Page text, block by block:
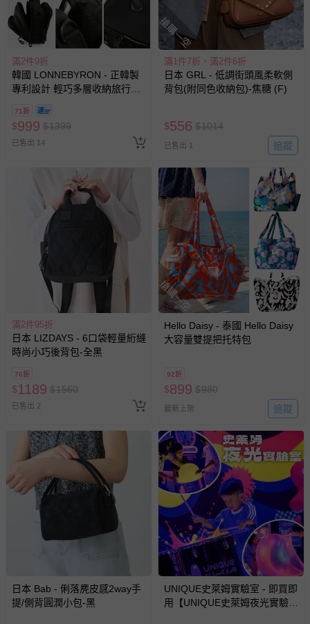
貼心小叮嚀
- 因體積縮小後再包裝、配送，收到時可能會輕微褶皺之情形，
以充氣墊或軟墊填滿後過一陣子，包型即可恢復。
- 尺寸根據測量方法的不同，2cm以內的的誤差是正常範圍。
- 提醒媽咪七天猶豫期並非七天試用期喔~ 媽咪如欲退換貨，所
退回的商品必須是全新的狀態、並且完整包裝。
- 每件商品在拍攝時力求忠實呈現，但因為每台電腦、手機或平
板會因為螢幕亮度及解析度不同，所以顏色與實際成品還是會
滿2件9折
韓國 LONNEBYRON - 正韓製
專利設計 輕巧多層收納旅行防
(19.5x13.5x6.5cm)
71折
$999 $1399
已售出 14
搶購一空
滿1件7折，滿2件6折
日本 GRL - 低調街頭風柔軟側
背包(附同色收納包)-焦糖 (F)
$556 $1014
已售出 1 追蹤
滿2件95折
日本 LIZDAYS - 6口袋輕量絎縫
時尚小巧後背包-全黑
76折
$1189 $1560
已售出 2
搶購一空
Hello Daisy - 泰國 Hello Daisy
大容量雙提把托特包
92折
$899 $980
最新上架 追蹤
日本 Bab - 俐落麂皮感2way手
提/側背圓潤小包-黑
UNIQUE史萊姆實驗室 - 即買即
用【UNIQUE史萊姆夜光實驗室